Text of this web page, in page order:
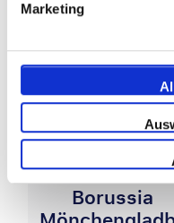
Marketing
Andere Spiele,
könnten:
Bundesliga
Borussia